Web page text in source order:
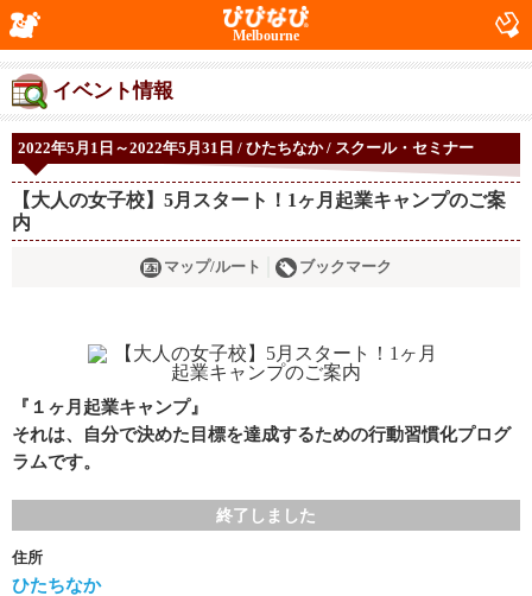
Melbourne
イベント情報
2022年5月1日～2022年5月31日 / ひたちなか / スクール・セミナー
【大人の女子校】5月スタート！1ヶ月起業キャンプのご案
内
マップ/ルート ブックマーク
『１ヶ月起業キャンプ』
それは、自分で決めた目標を達成するための行動習慣化プログ
ラムです。
終了しました
住所
ひたちなか